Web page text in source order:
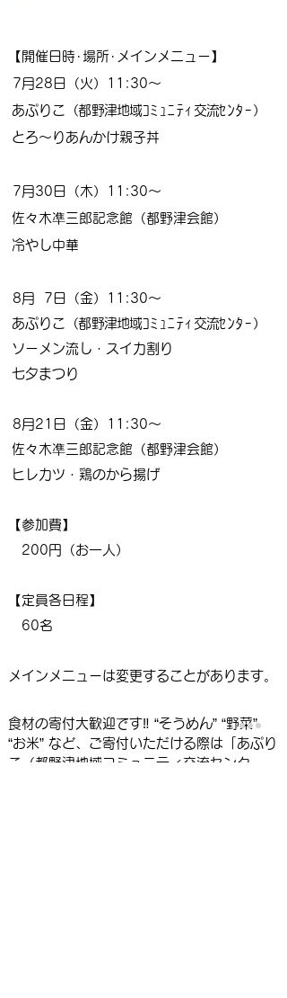
【開催日時･場所･メインメニュー】
7月28日（火）11:30～
あぷりこ
（都野津地域ｺﾐｭﾆﾃｨ 交流ｾﾝﾀｰ ）
とろ～りあんかけ親子丼
7月30日（木）11:30～
佐々木凖三郎記念館（都野津会館）
冷やし中華
8月
7日（金）11:30～
あぷりこ
（都野津地域ｺﾐｭﾆﾃｨ 交流ｾﾝﾀｰ ）
ソーメン流し・スイカ割り
七夕まつり
8月21日（金）11:30～
佐々木凖三郎記念館（都野津会館）
ヒレカツ・鶏のから揚げ
【参加費 】
200円（お一人）
【定員各日程】
60名
メインメニューは変更することがあります。
食材の寄付大歓迎です‼ “そうめん” “野菜”
“お米” など、 ご寄付いただける際は「あぷり
こ（都野津地域コミュニティ交流センタ